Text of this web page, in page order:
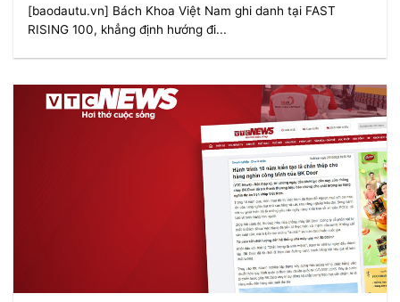
[baodautu.vn] Bách Khoa Việt Nam ghi danh tại FAST
RISING 100, khẳng định hướng đi...